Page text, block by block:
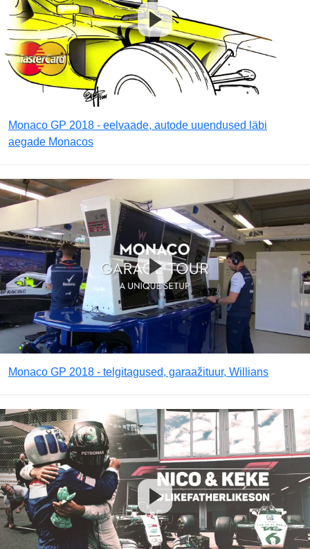
Monaco GP 2018 - eelvaade, autode uuendused läbi
aegade Monacos
Monaco GP 2018 - telgitagused, garaažituur, Willians